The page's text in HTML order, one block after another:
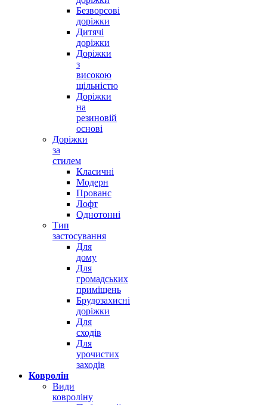
Безворсові
доріжки
Дитячі
доріжки
Доріжки
з
високою
щільністю
Доріжки
на
резиновій
основі
Доріжки
за
стилем
Класичні
Модерн
Прованс
Лофт
Однотонні
Тип
застосування
Для
дому
Для
громадських
приміщень
Брудозахисні
доріжки
Для
сходів
Для
урочистих
заходів
Ковролін
Види
ковроліну